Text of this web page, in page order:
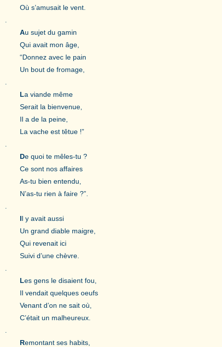
Où s’amusait le vent.
Au sujet du gamin
Qui avait mon âge,
“Donnez avec le pain
Un bout de fromage,
La viande même
Serait la bienvenue,
Il a de la peine,
La vache est têtue !”
De quoi te mêles-tu ?
Ce sont nos affaires
As-tu bien entendu,
N’as-tu rien à faire ?”.
Il y avait aussi
Un grand diable maigre,
Qui revenait ici
Suivi d’une chèvre.
Les gens le disaient fou,
Il vendait quelques oeufs
Venant d’on ne sait où,
C’était un malheureux.
Remontant ses habits,